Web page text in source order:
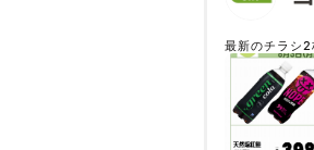
最新のチラシ2